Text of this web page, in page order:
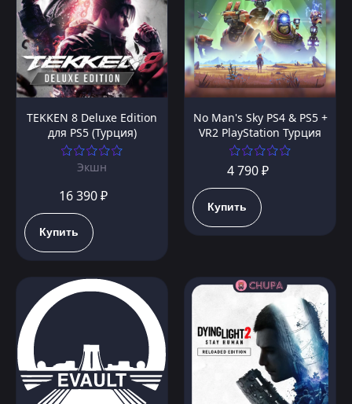
TEKKEN 8 Deluxe Edition
для PS5 (Турция)
Экшн
16 390 ₽
Купить
No Man's Sky PS4 & PS5 +
VR2 PlayStation Турция
4 790 ₽
Купить